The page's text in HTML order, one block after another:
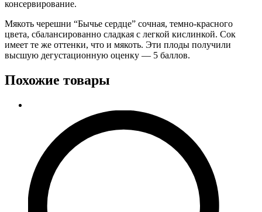
консервирование.
Мякоть черешни “Бычье сердце” сочная, темно-красного
цвета, сбалансированно сладкая с легкой кислинкой. Сок
имеет те же оттенки, что и мякоть. Эти плоды получили
высшую дегустационную оценку — 5 баллов.
Похожие товары